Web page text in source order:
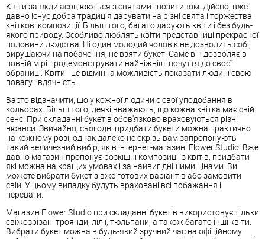
Квіти завжди асоціюються з святами і позитивом. Дійсно, вже
давно існує добра традиція дарувати на різні свята і торжества
квіткові композиції. Більш того, багато дарують квіти і без будь-
якого приводу. Особливо люблять квіти представниці прекрасної
половини людства. Ні один молодий чоловік не дозволить собі,
вирушаючи на побачення, не взяти букет. Саме він дозволяє в
повній мірі продемонструвати найніжніші почуття до своєї
обраниці. Квіти - це відмінна можливість показати людині свою
повагу і вдячність.
Варто відзначити, що у кожної людини є свої уподобання в
кольорах. Більш того, деякі вважають, що кожна квітка має свій
сенс. При складанні букетів обов'язково враховуються різні
нюанси. Звичайно, сьогодні придбати букети можна практично
на кожному розі, однак далеко не скрізь вам запропонують
такий величезний вибір, як в інтернет-магазині Flower Studio. Вже
давно магазин пропонує розкішні композиції з квітів, придбати
які можна на кращих умовах і за найвигіднішими цінами. Ви
можете вибрати букет з вже готових варіантів або замовити
свій. У цьому випадку будуть враховані всі побажання і
переваги.
Магазин Flower Studio при складанні букетів використовує тільки
свіжозрізані троянди, лілії, тюльпани, а також багато інші квіти.
Вибрати букет можна в будь-який зручний час на офіційному